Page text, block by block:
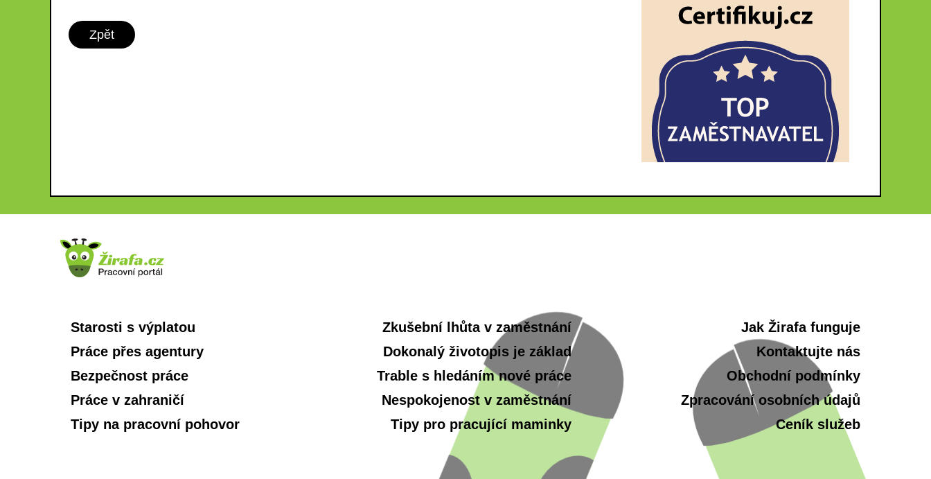
Zpět
Starosti s výplatou
Práce přes agentury
Bezpečnost práce
Práce v zahraničí
Tipy na pracovní pohovor
Zkušební lhůta v zaměstnání
Dokonalý životopis je základ
Trable s hledáním nové práce
Nespokojenost v zaměstnání
Tipy pro pracující maminky
Jak Žirafa funguje
Kontaktujte nás
Obchodní podmínky
Zpracování osobních údajů
Ceník služeb